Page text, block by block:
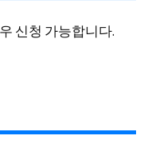
신청 가능합니다.